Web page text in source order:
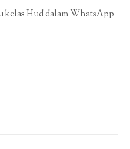
kelas Hud dalam WhatsApp